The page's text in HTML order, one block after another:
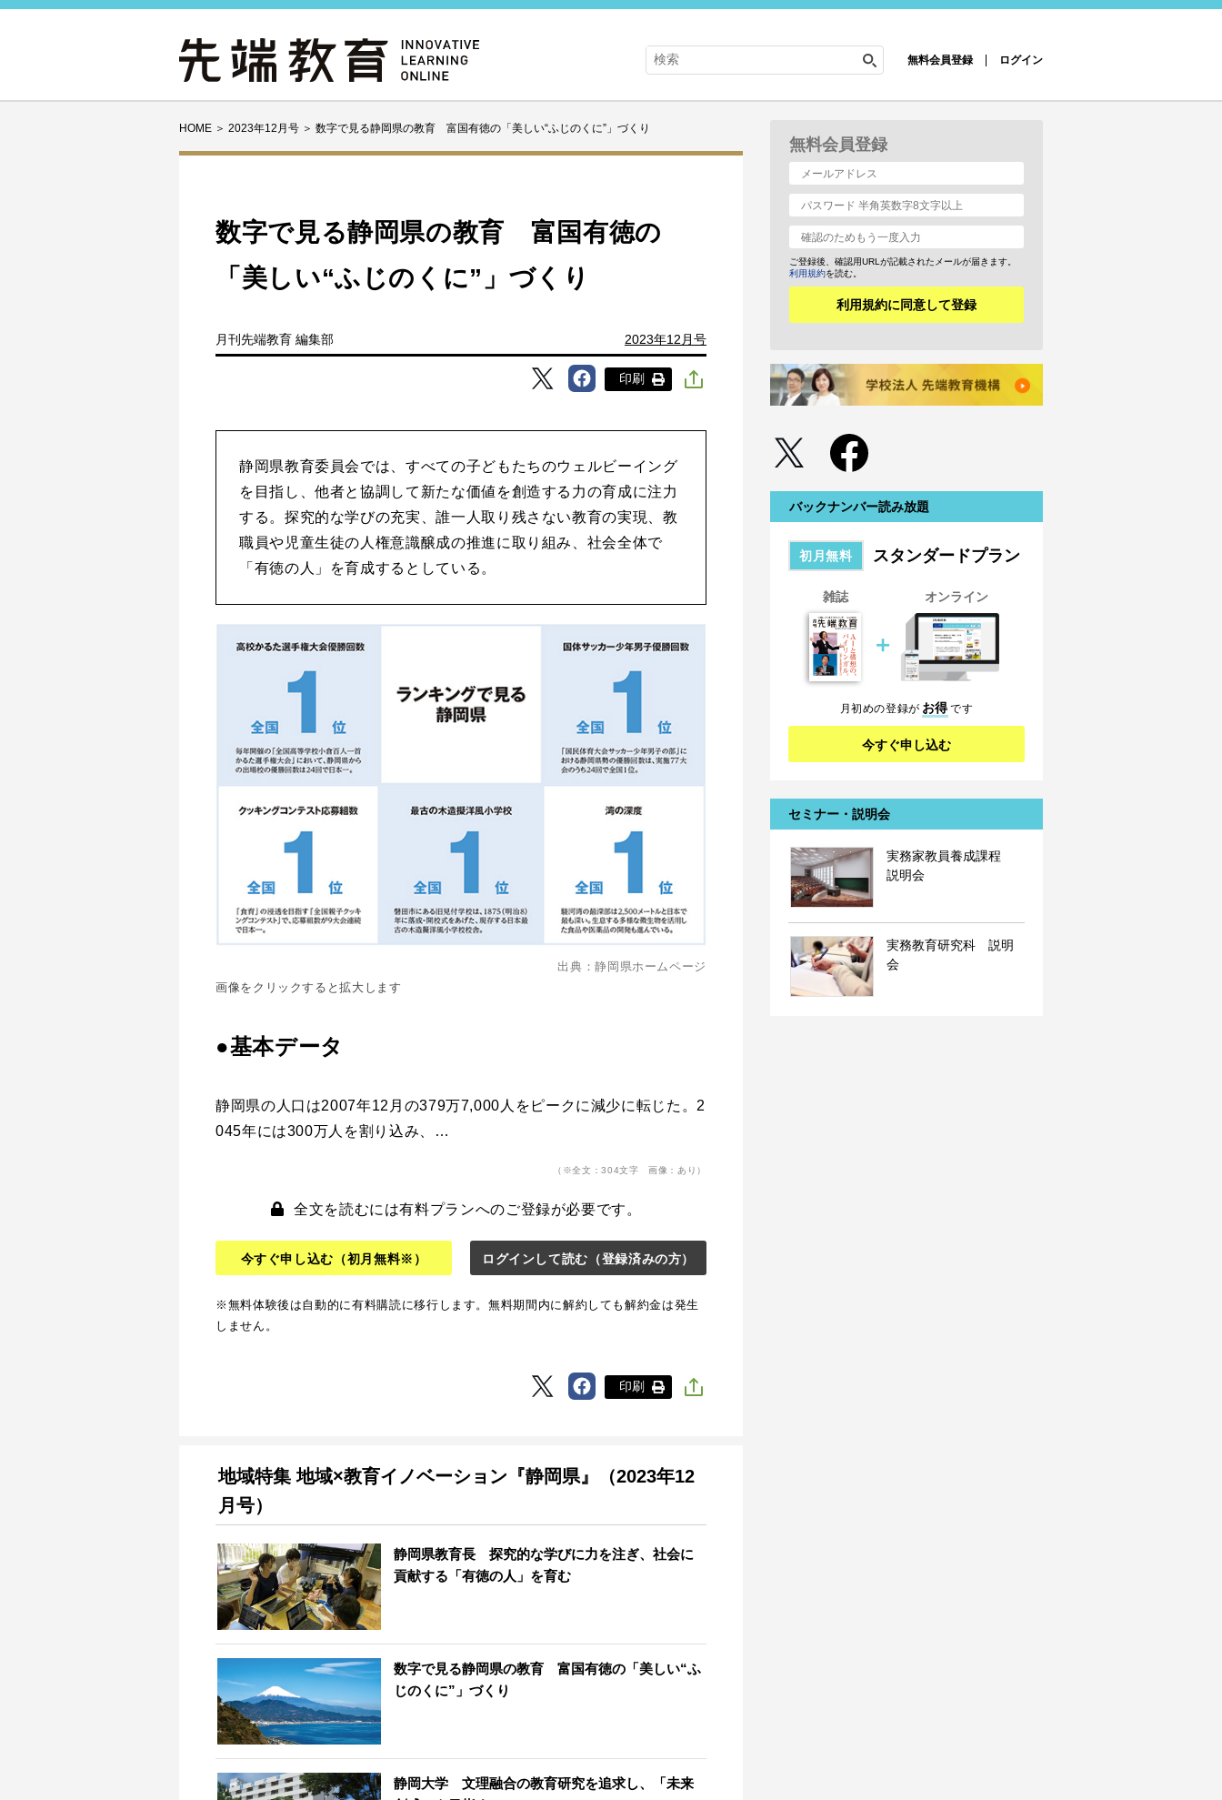
無料会員登録 ログイン
HOME ＞ 2023年12月号 ＞ 数字で見る静岡県の教育 富国有徳の「美しい“ふじのくに”」づくり
数字で見る静岡県の教育 富国有徳の
「美しい“ふじのくに”」づくり
月刊先端教育 編集部 2023年12月号
印刷
静岡県教育委員会では、すべての子どもたちのウェルビーイング
を目指し、他者と協調して新たな価値を創造する力の育成に注力
する。探究的な学びの充実、誰一人取り残さない教育の実現、教
職員や児童生徒の人権意識醸成の推進に取り組み、社会全体で
「有徳の人」を育成するとしている。
出典：静岡県ホームページ
画像をクリックすると拡大します
●基本データ
静岡県の人口は2007年12月の379万7,000人をピークに減少に転じた。2
045年には300万人を割り込み、…
（※全文：304文字 画像：あり）
全文を読むには有料プランへのご登録が必要です。
今すぐ申し込む （初月無料※） ログインして読む （登録済みの方）
※無料体験後は自動的に有料購読に移行します。無料期間内に解約しても解約金は発生
しません。
印刷
地域特集 地域×教育イノベーション『静岡県』（2023年12
月号）
静岡県教育長 探究的な学びに力を注ぎ、社会に
貢献する「有徳の人」を育む
数字で見る静岡県の教育 富国有徳の「美しい“ふ
じのくに”」づくり
静岡大学 文理融合の教育研究を追求し、「未来
無料会員登録
ご登録後、確認用URLが記載されたメールが届きます。
利用規約を読む。
利用規約に同意して登録
バックナンバー読み放題
初月無料 スタンダードプラン
雑誌
＋
オンライン
月初めの登録が お得です
今すぐ申し込む
セミナー・説明会
実務家教員養成課程
説明会
実務教育研究科 説明
会